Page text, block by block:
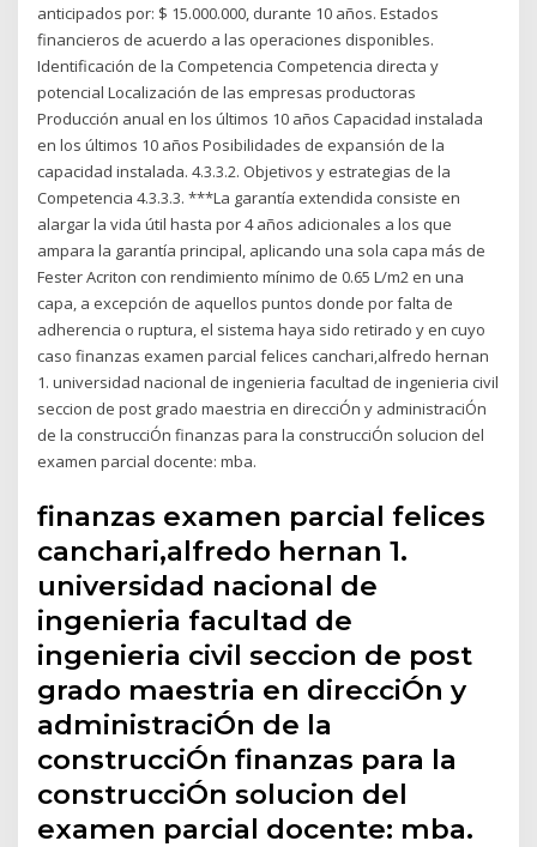
anticipados por: $ 15.000.000, durante 10 años. Estados
financieros de acuerdo a las operaciones disponibles.
Identificación de la Competencia Competencia directa y
potencial Localización de las empresas productoras
Producción anual en los últimos 10 años Capacidad instalada
en los últimos 10 años Posibilidades de expansión de la
capacidad instalada. 4.3.3.2. Objetivos y estrategias de la
Competencia 4.3.3.3. ***La garantía extendida consiste en
alargar la vida útil hasta por 4 años adicionales a los que
ampara la garantía principal, aplicando una sola capa más de
Fester Acriton con rendimiento mínimo de 0.65 L/m2 en una
capa, a excepción de aquellos puntos donde por falta de
adherencia o ruptura, el sistema haya sido retirado y en cuyo
caso finanzas examen parcial felices canchari,alfredo hernan
1. universidad nacional de ingenieria facultad de ingenieria civil
seccion de post grado maestria en direcciÓn y administraciÓn
de la construcciÓn finanzas para la construcciÓn solucion del
examen parcial docente: mba.
finanzas examen parcial felices
canchari,alfredo hernan 1.
universidad nacional de
ingenieria facultad de
ingenieria civil seccion de post
grado maestria en direcciÓn y
administraciÓn de la
construcciÓn finanzas para la
construcciÓn solucion del
examen parcial docente: mba.